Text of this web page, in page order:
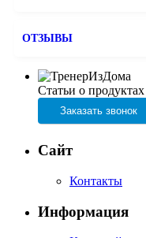
ОТЗЫВЫ
Статьи о
Заказать звонок
Сайт
Контакты
Информация